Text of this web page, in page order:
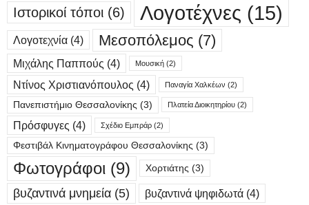
Ιστορικοί τόποι (6) Λογοτέχνες (15)
Λογοτεχνία (4) Μεσοπόλεμος (7)
Μιχάλης Παππούς (4) Μουσική (2)
Ντίνος Χριστιανόπουλος (4) Παναγία Χαλκέων (2)
Πανεπιστήμιο Θεσσαλονίκης (3) Πλατεία Διοικητηρίου (2)
Πρόσφυγες (4) Σχέδιο Εμπράρ (2)
Φεστιβάλ Κινηματογράφου Θεσσαλονίκης (3)
Φωτογράφοι (9) Χορτιάτης (3)
βυζαντινά μνημεία (5) βυζαντινά ψηφιδωτά (4)